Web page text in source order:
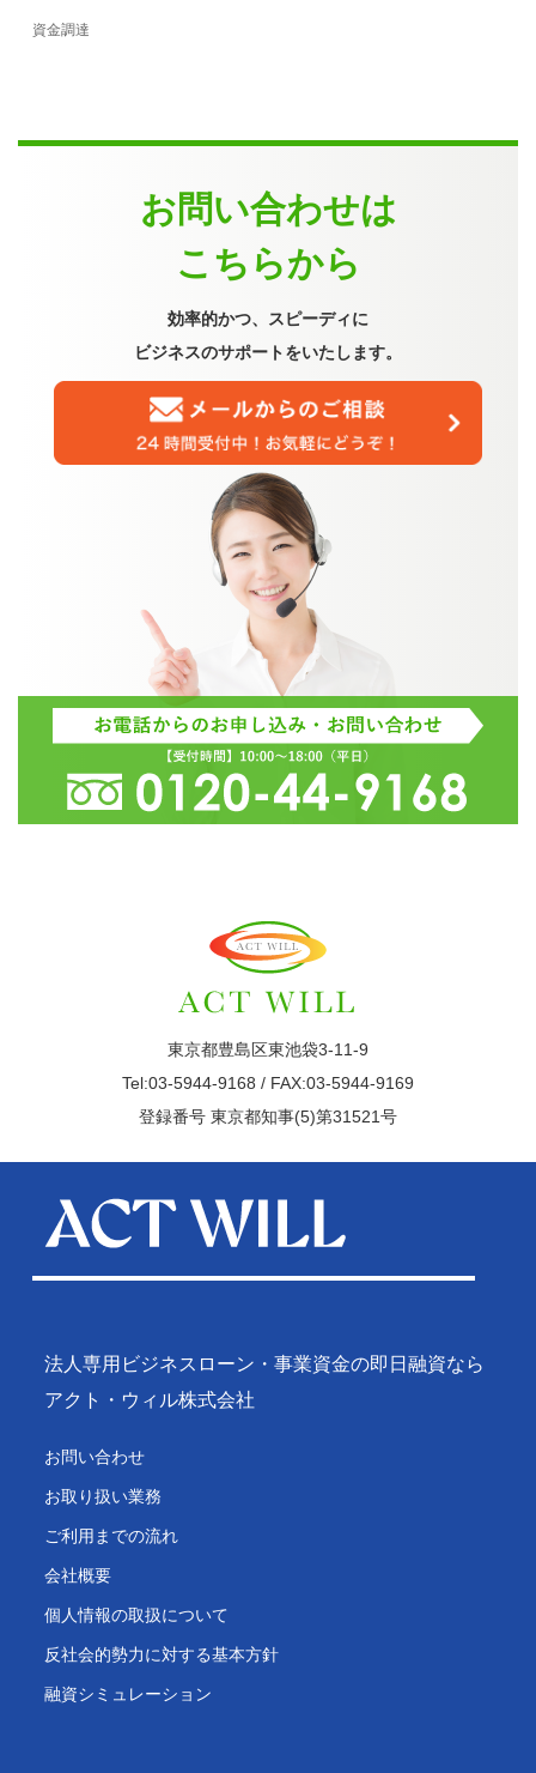
資金調達
お問い合わせは
こちらから
効率的かつ、スピーディに
ビジネスのサポートをいたします。
東京都豊島区東池袋3-11-9
Tel:03-5944-9168 / FAX:03-5944-9169
登録番号 東京都知事(5)第31521号
法人専用ビジネスローン・事業資金の即日融資なら
アクト・ウィル株式会社
お問い合わせ
お取り扱い業務
ご利用までの流れ
会社概要
個人情報の取扱について
反社会的勢力に対する基本方針
融資シミュレーション